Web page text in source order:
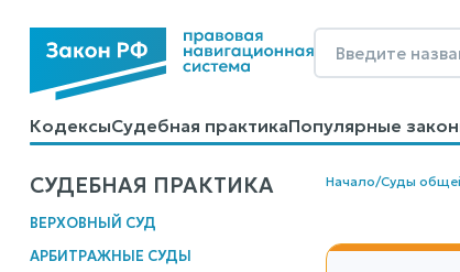
КодексыСудебная практикаПопулярные
КалькуляторыСправочные материалы
СУДЕБНАЯ ПРАКТИКА
ВЕРХОВНЫЙ СУД
АРБИТРАЖНЫЕ СУДЫ
Начало/Суды